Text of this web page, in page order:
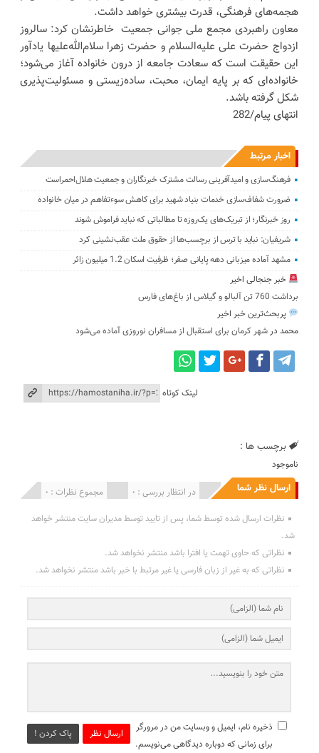
هجمه‌های فرهنگی، قدرت بیشتری خواهد داشت.
معاون راهبردی مجمع ملی جوانی جمعیت خاطرنشان کرد: سالروز
ازدواج حضرت علی علیه‌السلام و حضرت زهرا سلام‌الله‌علیها یادآور
این حقیقت است که سعادت جامعه از درون خانواده آغاز می‌شود؛
خانواده‌ای که بر پایه ایمان، محبت، ساده‌زیستی و مسئولیت‌پذیری
شکل گرفته باشد.
انتهای پیام/282
اخبار مرتبط
فرهنگ‌سازی و امیدآفرینی رسالت‌ مشترک خبرنگاران و جمعیت هلال‌احمراست
ضرورت شفاف‌سازی خدمات بنیاد شهید برای کاهش سوءتفاهم‌ در میان خانواده
روز خبرنگار؛ از تبریک‌های یک‌روزه تا مطالباتی که نباید فراموش شوند
شریفیان: نباید با ترس از برچسب‌ها از حقوق ملت عقب‌نشینی کرد
مشهد آماده میزبانی دهه پایانی صفر؛ ظرفیت اسکان 1.2 میلیون زائر
خبر جنجالی اخیر
برداشت 760 تن آلبالو و گیلاس از باغ‌های فارس
پربحث‌ترین خبر اخیر
محمد درشهر کرمان برای استقبال از مسافران نوروزی آماده می‌شود
لینک کوتاه
برچسب ها :
ناموجود
ارسال نظر شما مجموع نظرات : 0 در انتظار بررسی : 0 انتشار یافته : 0
نظرات ارسال شده توسط شما، پس از تایید توسط مدیران سایت منتشر خواهد
شد.
نظراتی که حاوی تهمت یا افترا باشد منتشر نخواهد شد.
نظراتی که به غیر از زبان فارسی یا غیر مرتبط با خبر باشد منتشر نخواهد شد.
ارسال نظر پاک کردن !
ذخیره نام، ایمیل و وبسایت من در مرورگر
برای زمانی که دوباره دیدگاهی می‌نویسم.